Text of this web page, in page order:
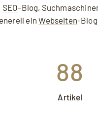
SEO-Blog,
einWebseiten-
88
Artikel
Sie sich einverstanden,